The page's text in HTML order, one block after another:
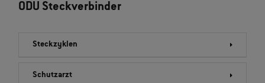
ODU Steckverbinder
Steckzyklen
Schutzarzt